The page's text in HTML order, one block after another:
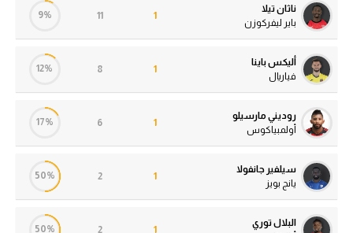
ناثان تيلا
باير ليفركوزن
1
11
9%
أليكس باينا
فياريال
1
8
12%
روديني مارسيلو
أولمبياكوس
1
6
17%
سيلفير جانفولا
يانج بويز
1
2
50%
البلال توري
1
2
50%